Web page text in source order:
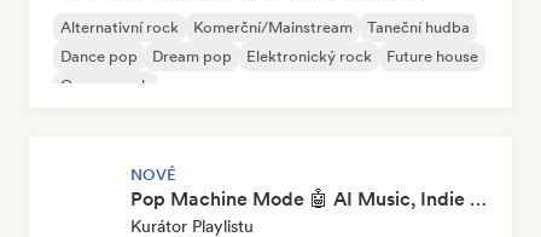
Alternativní rock Komerční/Mainstream
Taneční hudba
Dance pop
Dream pop Elektronický rock
Future house
Garage rock
NOVÉ
Pop Machine Mode 🤖 AI Music, Indie Pop & Dream Pop
Kurátor Playlistu